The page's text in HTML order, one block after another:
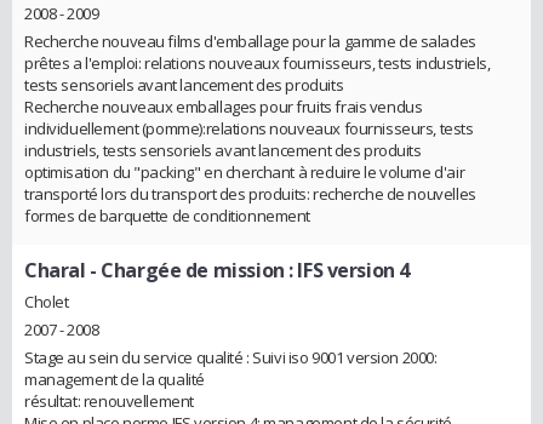
2008 - 2009
Recherche nouveau films d'emballage pour la gamme de salades
prêtes a l'emploi: relations nouveaux fournisseurs, tests industriels,
tests sensoriels avant lancement des produits
Recherche nouveaux emballages pour fruits frais vendus
individuellement (pomme):relations nouveaux fournisseurs, tests
industriels, tests sensoriels avant lancement des produits
optimisation du "packing" en cherchant à reduire le volume d'air
transporté lors du transport des produits: recherche de nouvelles
formes de barquette de conditionnement
Charal - Chargée de mission : IFS version 4
Cholet
2007 - 2008
Stage au sein du service qualité : Suivi iso 9001 version 2000:
management de la qualité
résultat: renouvellement